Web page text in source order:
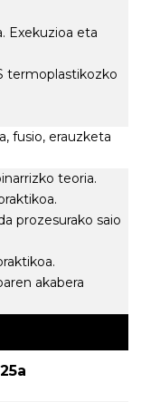
Exekuzioa eta
termoplastikozko
fusio, erauzketa
teoria.
prozesurako saio
akabera